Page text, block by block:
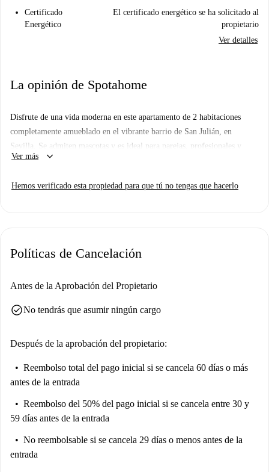
Certificado
Energético
El certificado energético se ha solicitado al
propietario
Ver detalles
La opinión de Spotahome
Disfrute de una vida moderna en este apartamento de 2 habitaciones
completamente amueblado en el vibrante barrio de San Julián, en
Sevilla. Se admiten mascotas y es ideal para parejas, profesionales y
estudiantes. El apartamento cuenta con una cocina equipada y aire
como agua, gas y wifi, están incluidos, lo que lo convierte en una
San Julián ofrece una comunidad animada y vibrante con numerosos
Geografía e Historia, perfecta para estudiantes. Disfrute de una variada
Antigua Fábrica de Sombreros Fernández y Roche añade un toque de
Covirán le brindan comodidad a su alcance.
Ver más keyboard_arrow_down
Hemos verificado esta propiedad para que tú no tengas que hacerlo
Políticas de Cancelación
Antes de la Aprobación del Propietario
check_circleNo tendrás que asumir ningún cargo
Después de la aprobación del propietario:
Reembolso total del pago inicial si se cancela 60 días o más
antes de la entrada
Reembolso del 50% del pago inicial si se cancela entre 30 y
59 días antes de la entrada
No reembolsable si se cancela 29 días o menos antes de la
entrada